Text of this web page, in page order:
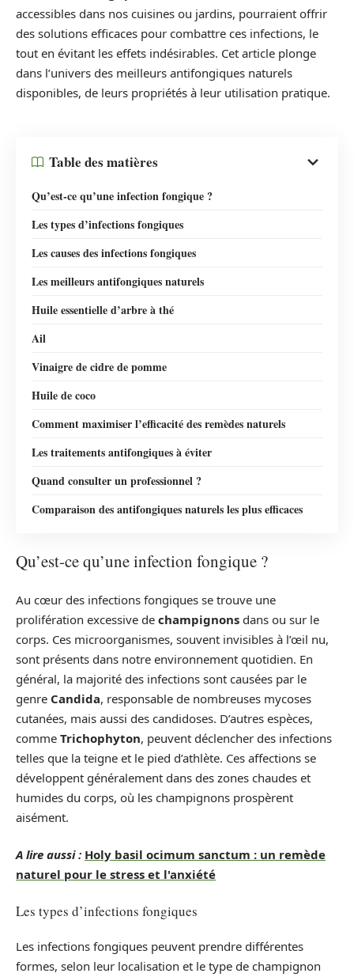
accessibles dans nos cuisines ou jardins, pourraient offrir
des solutions efficaces pour combattre ces infections, le
tout en évitant les effets indésirables. Cet article plonge
dans l’univers des meilleurs antifongiques naturels
disponibles, de leurs propriétés à leur utilisation pratique.
Table des matières
Qu’est-ce qu’une infection fongique ?
Les types d’infections fongiques
Les causes des infections fongiques
Les meilleurs antifongiques naturels
Huile essentielle d’arbre à thé
Ail
Vinaigre de cidre de pomme
Huile de coco
Comment maximiser l’efficacité des remèdes naturels
Les traitements antifongiques à éviter
Quand consulter un professionnel ?
Comparaison des antifongiques naturels les plus efficaces
Qu’est-ce qu’une infection fongique ?
Au cœur des infections fongiques se trouve une
prolifération excessive de champignons dans ou sur le
corps. Ces microorganismes, souvent invisibles à l’œil nu,
sont présents dans notre environnement quotidien. En
général, la majorité des infections sont causées par le
genre Candida, responsable de nombreuses mycoses
cutanées, mais aussi des candidoses. D’autres espèces,
comme Trichophyton, peuvent déclencher des infections
telles que la teigne et le pied d’athlète. Ces affections se
développent généralement dans des zones chaudes et
humides du corps, où les champignons prospèrent
aisément.
A lire aussi : Holy basil ocimum sanctum : un remède
naturel pour le stress et l'anxiété
Les types d’infections fongiques
Les infections fongiques peuvent prendre différentes
formes, selon leur localisation et le type de champignon